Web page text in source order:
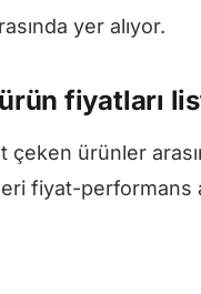
yer alıyor.
fiyatları
çeken ürünler
fiyat-performans